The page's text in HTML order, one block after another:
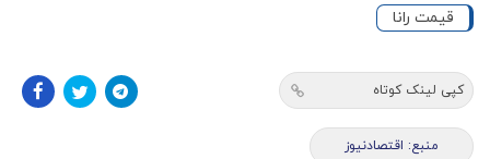
قیمت رانا
کپی لینک کوتاه
منبع: اقتصادنیوز